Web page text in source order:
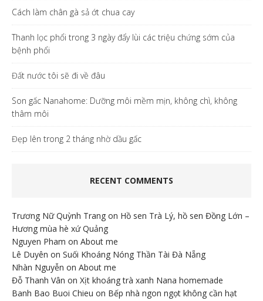
Cách làm chân gà sả ớt chua cay
Thanh lọc phổi trong 3 ngày đẩy lùi các triệu chứng sớm của
bệnh phổi
Đất nước tôi sẽ đi về đâu
Son gấc Nanahome: Dưỡng môi mềm mịn, không chì, không
thâm môi
Đẹp lên trong 2 tháng nhờ dầu gấc
RECENT COMMENTS
Trương Nữ Quỳnh Trang on Hồ sen Trà Lý, hồ sen Đồng Lớn –
Hương mùa hè xứ Quảng
Nguyen Pham on About me
Lê Duyên on Suối Khoáng Nóng Thần Tài Đà Nẵng
Nhàn Nguyễn on About me
Đỗ Thanh Vân on Xịt khoáng trà xanh Nana homemade
Banh Bao Buoi Chieu on Bếp nhà ngon ngọt không cần hạt